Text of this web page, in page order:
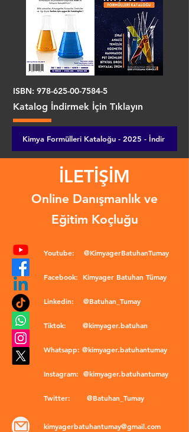
ISBN: 978-625-00-7584-5
Katalog İndirmek İçin Tıklayın
Kimya Formülleri Kataloğu - 2025 - İndir
İLETİŞİM
Online Danışmanlık ve
Eğitim Koçluğu
Youtube: @KimyagerBatuhanTumay
Facebook: Kimyager Batuhan Tümay
Linkedin: @Batuhan_Tumay
Tiktok: @kimyager.batuhan
Whatsapp: @kimyager.batuhantumay
Instagram: @kimyager.batuhantumay
Twitter: @Batuhan_Tumay
kimyagerbatuhantumay@gmail.com